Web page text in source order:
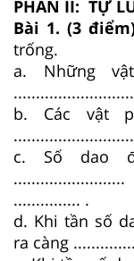
PHẦN II: TỰ
Bài 1. (3
trống.
a. Những
b. Các vật
c. Số dao
............... .
d. Khi tần số
ra càng